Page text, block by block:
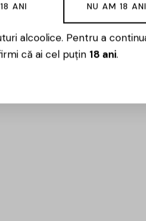
ANI NU AM 18 ANI
alcoolice. Pentru a
că ai cel puțin 18 ani.